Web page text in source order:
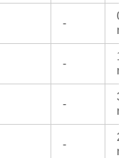
-
-
-
-